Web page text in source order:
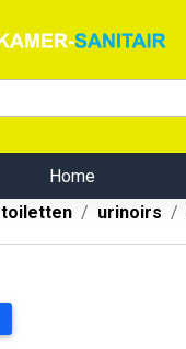
Home
toiletten urinoirs